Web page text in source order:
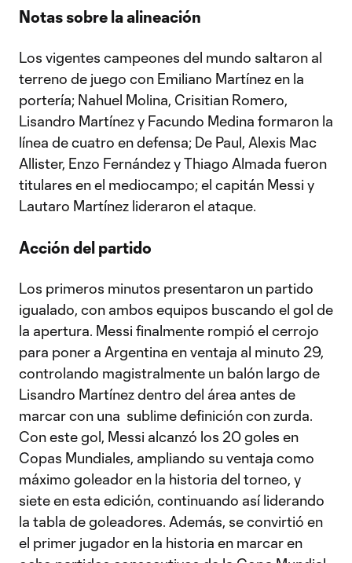
Notas sobre la alineación
Los vigentes campeones del mundo saltaron al
terreno de juego con Emiliano Martínez en la
portería; Nahuel Molina, Crisitian Romero,
Lisandro Martínez y Facundo Medina formaron la
línea de cuatro en defensa; De Paul, Alexis Mac
Allister, Enzo Fernández y Thiago Almada fueron
titulares en el mediocampo; el capitán Messi y
Lautaro Martínez lideraron el ataque.
Acción del partido
Los primeros minutos presentaron un partido
igualado, con ambos equipos buscando el gol de
la apertura. Messi finalmente rompió el cerrojo
para poner a Argentina en ventaja al minuto 29,
controlando magistralmente un balón largo de
Lisandro Martínez dentro del área antes de
marcar con una sublime definición con zurda.
Con este gol, Messi alcanzó los 20 goles en
Copas Mundiales, ampliando su ventaja como
máximo goleador en la historia del torneo, y
siete en esta edición, continuando así liderando
la tabla de goleadores. Además, se convirtió en
el primer jugador en la historia en marcar en